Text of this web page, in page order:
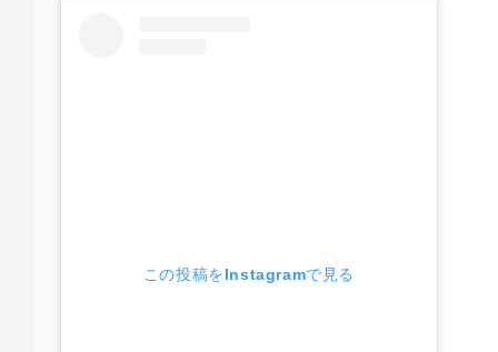
この投稿をInstagramで見る